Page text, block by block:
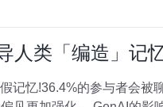
人类「编造」记
记忆!36.4%的参与者会